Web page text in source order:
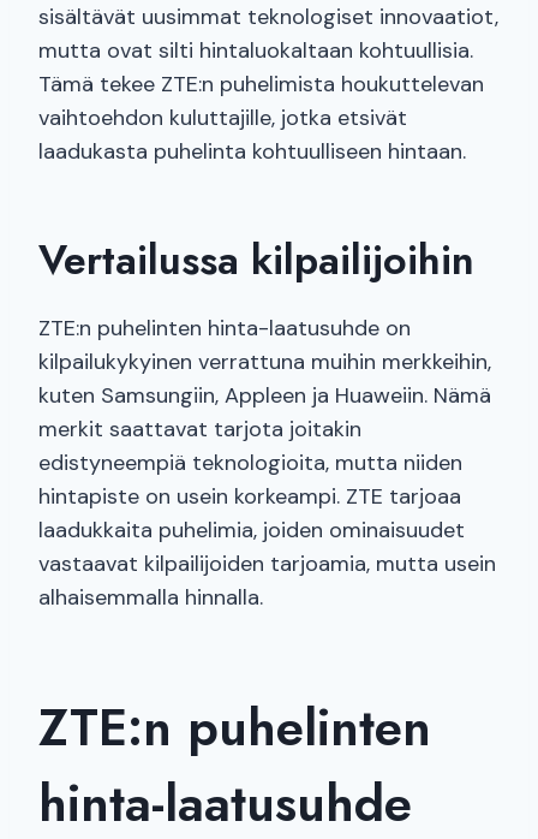
sisältävät uusimmat teknologiset innovaatiot,
mutta ovat silti hintaluokaltaan kohtuullisia.
Tämä tekee ZTE:n puhelimista houkuttelevan
vaihtoehdon kuluttajille, jotka etsivät
laadukasta puhelinta kohtuulliseen hintaan.
Vertailussa kilpailijoihin
ZTE:n puhelinten hinta-laatusuhde on
kilpailukykyinen verrattuna muihin merkkeihin,
kuten Samsungiin, Appleen ja Huaweiin. Nämä
merkit saattavat tarjota joitakin
edistyneempiä teknologioita, mutta niiden
hintapiste on usein korkeampi. ZTE tarjoaa
laadukkaita puhelimia, joiden ominaisuudet
vastaavat kilpailijoiden tarjoamia, mutta usein
alhaisemmalla hinnalla.
ZTE:n puhelinten
hinta-laatusuhde